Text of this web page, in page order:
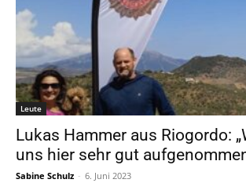
Leute
Lukas Hammer aus Riogordo:
uns hier sehr gut
Sabine Schulz - 6. Juni 2023